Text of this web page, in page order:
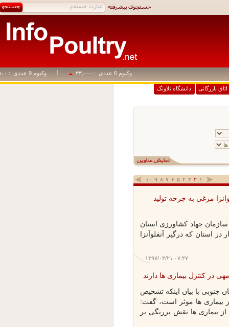
: ۳۳,۰۰۰ : ۴۹,۵۰۰
بازرگانی دانشگاه تلاونگ
۱ ۲ ۳ ۴ ۵ ۶ ۷ ۸ ۹ ۱۰
مرغی به چرخه تولید
جهاد کشاورزی استان
در استان که درگیر آنفلوآنزا
۱۳۹۷/۰۳/۲۱ ۰۷:۳۷
کنترل بیماری ها دارند
با بیان اینکه تشخیص
ها موثر است، گفت:
بیماری ها نقش پررنگی بر